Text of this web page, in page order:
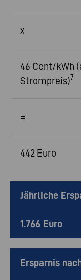
x
46 Cent/kWh
Strompreis)7
=
442 Euro
Jährliche
1.766 Euro
Ersparnis